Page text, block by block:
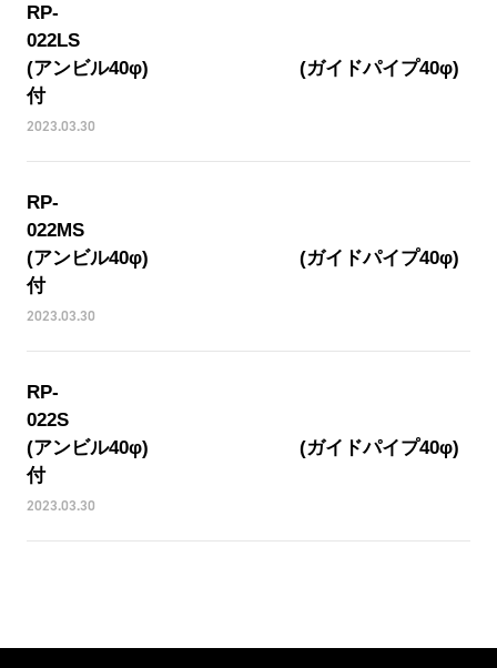
RP-
(アンビル40φ) (ガイドパイプ40φ)
付
2023.03.30
RP-
(アンビル40φ) (ガイドパイプ40φ)
付
2023.03.30
RP-
(アンビル40φ) (ガイドパイプ40φ)
付
2023.03.30